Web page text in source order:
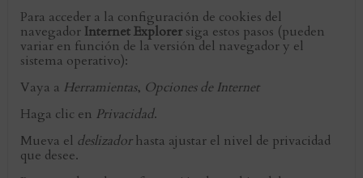
Para acceder a la configuración de cookies del
navegador Internet Explorersiga estos pasos (pueden
variar en función de la versión del navegador y el
sistema operativo):
Vaya a Herramientas, Opciones de Internet
Haga clic en Privacidad.
Mueva el deslizadorhasta ajustar el nivel de privacidad
que desee.